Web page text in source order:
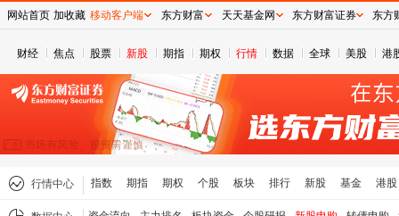
财经 焦点 股票 新股 期指 期权 行情 数据 全球 美股 港
行情中心 指数 期指 期权 个股 板块 排行 新股 基金 港股
网站首页 加收藏 移动客户端 东方财富 天天基金网 东方财富证券 东方